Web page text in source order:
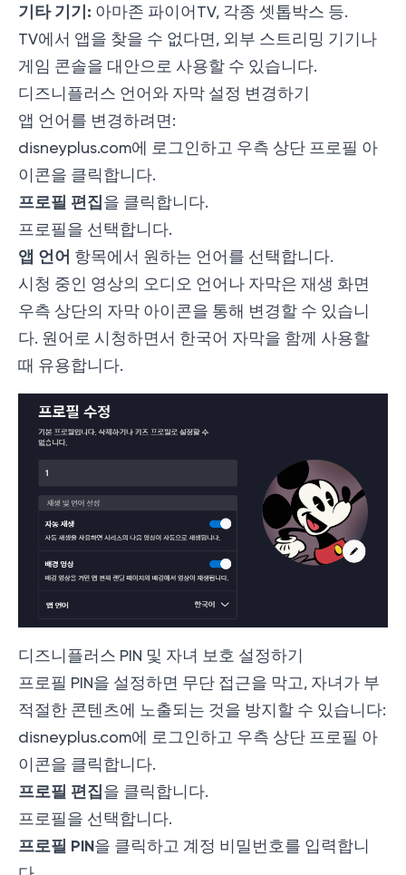
기타 기기: 아마존 파이어TV, 각종 셋톱박스 등.
TV에서 앱을 찾을 수 없다면, 외부 스트리밍 기기나
게임 콘솔을 대안으로 사용할 수 있습니다.
디즈니플러스 언어와 자막 설정 변경하기
앱 언어를 변경하려면:
disneyplus.com에 로그인하고 우측 상단 프로필 아
이콘을 클릭합니다.
프로필 편집을 클릭합니다.
프로필을 선택합니다.
앱 언어 항목에서 원하는 언어를 선택합니다.
시청 중인 영상의 오디오 언어나 자막은 재생 화면
우측 상단의 자막 아이콘을 통해 변경할 수 있습니
다. 원어로 시청하면서 한국어 자막을 함께 사용할
때 유용합니다.
디즈니플러스 PIN 및 자녀 보호 설정하기
프로필 PIN을 설정하면 무단 접근을 막고, 자녀가 부
적절한 콘텐츠에 노출되는 것을 방지할 수 있습니다:
disneyplus.com에 로그인하고 우측 상단 프로필 아
이콘을 클릭합니다.
프로필 편집을 클릭합니다.
프로필을 선택합니다.
프로필 PIN을 클릭하고 계정 비밀번호를 입력합니